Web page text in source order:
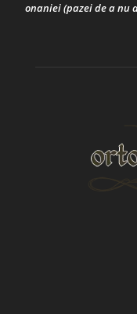
onaniei (pazei de a nu